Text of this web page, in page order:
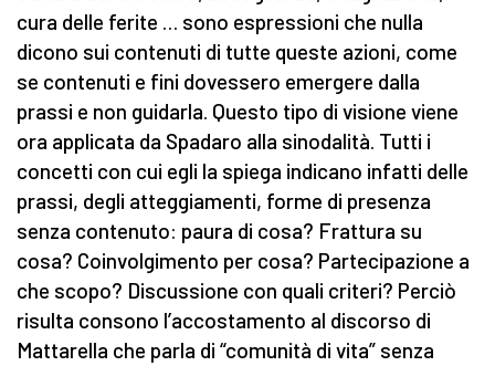
cura delle ferite … sono espressioni che nulla
dicono sui contenuti di tutte queste azioni, come
se contenuti e fini dovessero emergere dalla
prassi e non guidarla. Questo tipo di visione viene
ora applicata da Spadaro alla sinodalità. Tutti i
concetti con cui egli la spiega indicano infatti delle
prassi, degli atteggiamenti, forme di presenza
senza contenuto: paura di cosa? Frattura su
cosa? Coinvolgimento per cosa? Partecipazione a
che scopo? Discussione con quali criteri? Perciò
risulta consono l’accostamento al discorso di
Mattarella che parla di “comunità di vita” senza